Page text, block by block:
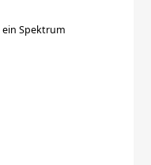
ein Spektrum